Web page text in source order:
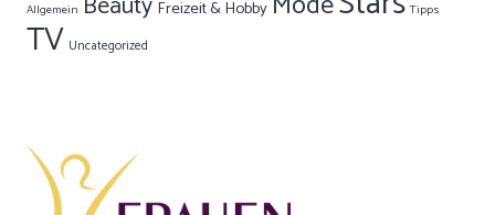
Allgemein Freizeit & Hobby Tipps
TV Uncategorized